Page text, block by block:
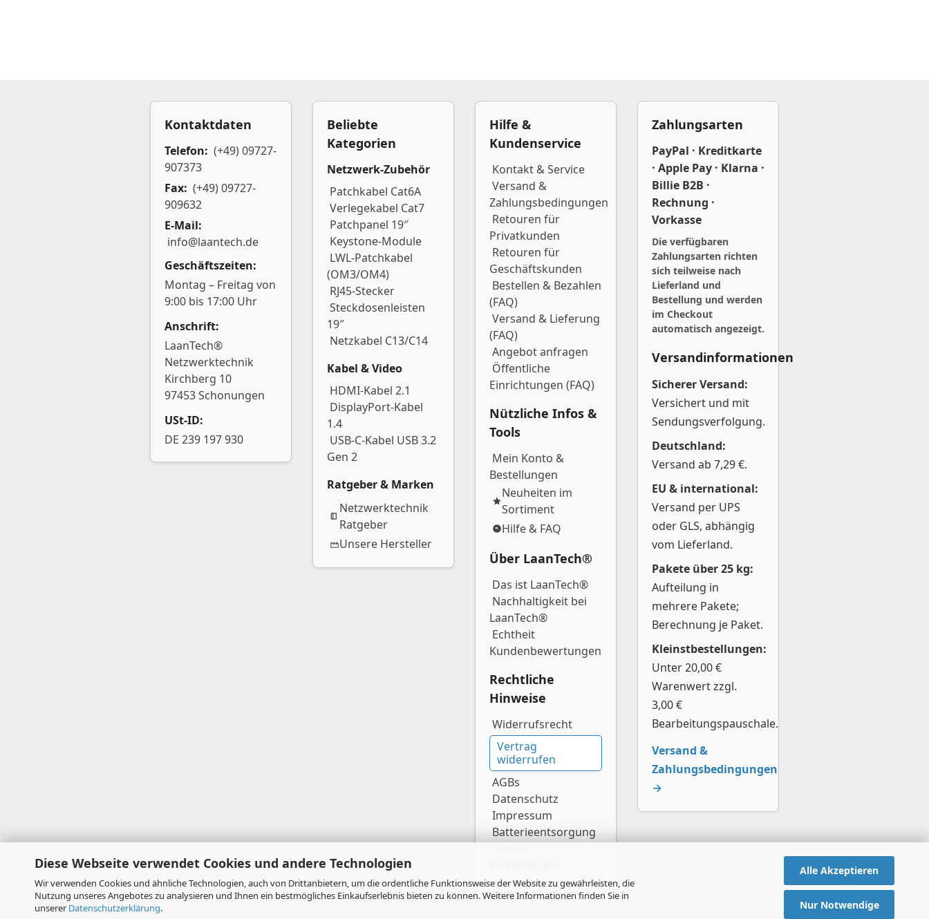
Diese Webseite verwendet Cookies und andere Technologien
Wir verwenden Cookies und ähnliche Technologien, auch von Drittanbietern, um die ordentliche Funktionsweise der Website zu gewährleisten, die
Nutzung unseres Angebotes zu analysieren und Ihnen ein bestmögliches Einkaufserlebnis bieten zu können. Weitere Informationen finden Sie in
unserer Datenschutzerklärung.
Alle Akzeptieren
Nur Notwendige
Kontaktdaten
Telefon: (+49) 09727-
907373
Fax: (+49) 09727-
909632
E-Mail:
info@laantech.de
Geschäftszeiten:
Montag – Freitag von
9:00 bis 17:00 Uhr
Anschrift:
LaanTech®
Netzwerktechnik
Kirchberg 10
97453 Schonungen
USt-ID:
DE 239 197 930
Beliebte
Kategorien
Netzwerk-Zubehör
Patchkabel Cat6A
Verlegekabel Cat7
Patchpanel 19″
Keystone-Module
LWL-Patchkabel
(OM3/OM4)
RJ45-Stecker
Steckdosenleisten
19″
Netzkabel C13/C14
Kabel & Video
HDMI-Kabel 2.1
DisplayPort-Kabel
1.4
USB-C-Kabel USB 3.2
Gen 2
Ratgeber & Marken
Netzwerktechnik
Ratgeber
Unsere Hersteller
Hilfe &
Kundenservice
Kontakt & Service
Versand &
Zahlungsbedingungen
Retouren für
Privatkunden
Retouren für
Geschäftskunden
Bestellen & Bezahlen
(FAQ)
Versand & Lieferung
(FAQ)
Angebot anfragen
Öffentliche
Einrichtungen (FAQ)
Nützliche Infos &
Tools
Mein Konto &
Bestellungen
Neuheiten im
Sortiment
Hilfe & FAQ
Über LaanTech®
Das ist LaanTech®
Nachhaltigkeit bei
LaanTech®
Echtheit
Kundenbewertungen
Rechtliche
Hinweise
Widerrufsrecht
Vertrag
widerrufen
AGBs
Datenschutz
Impressum
Batterieentsorgung
Zahlungsarten
PayPal · Kreditkarte
· Apple Pay · Klarna ·
Billie B2B ·
Rechnung ·
Vorkasse
Die verfügbaren
Zahlungsarten richten
sich teilweise nach
Lieferland und
Bestellung und werden
im Checkout
automatisch angezeigt.
Versandinformationen
Sicherer Versand:
Versichert und mit
Sendungsverfolgung.
Deutschland:
Versand ab 7,29 €.
EU & international:
Versand per UPS
oder GLS, abhängig
vom Lieferland.
Pakete über 25 kg:
Aufteilung in
mehrere Pakete;
Berechnung je Paket.
Kleinstbestellungen:
Unter 20,00 €
Warenwert zzgl.
3,00 €
Bearbeitungspauschale.
Versand &
Zahlungsbedingungen
→